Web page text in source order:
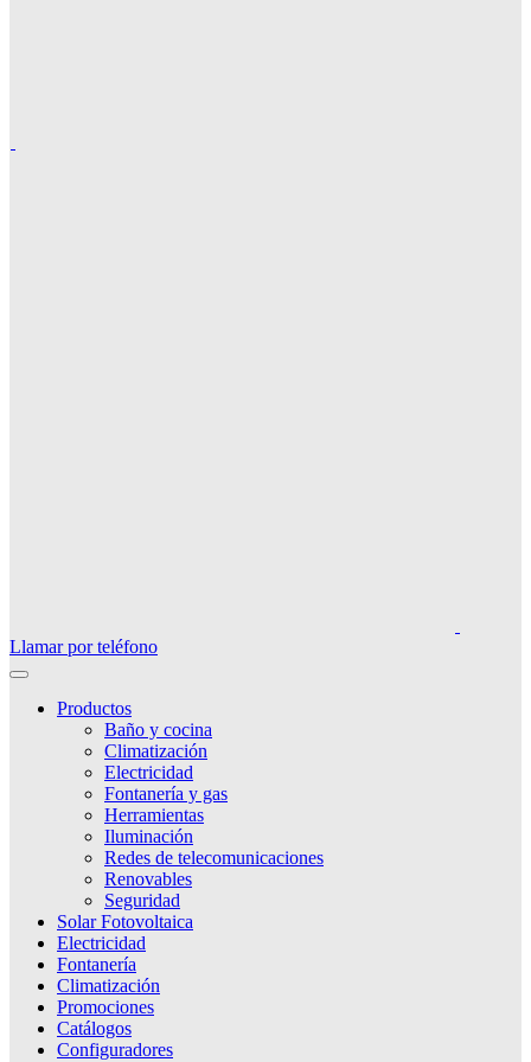
Llamar por teléfono
Productos
Baño y cocina
Climatización
Electricidad
Fontanería y gas
Herramientas
Iluminación
Redes de telecomunicaciones
Renovables
Seguridad
Solar Fotovoltaica
Electricidad
Fontanería
Climatización
Promociones
Catálogos
Configuradores